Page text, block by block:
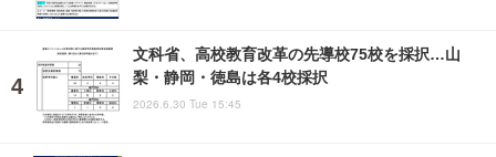
文科省、高校教育改革の先導校75校を採択…山
梨・静岡・徳島は各4校採択
2026.6.30 Tue 15:45